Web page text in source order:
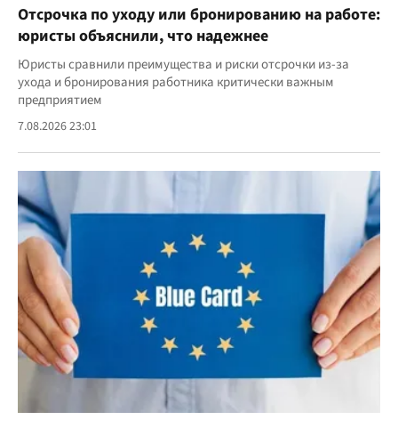
Отсрочка по уходу или бронированию на работе:
юристы объяснили, что надежнее
Юристы сравнили преимущества и риски отсрочки из-за
ухода и бронирования работника критически важным
предприятием
7.08.2026 23:01